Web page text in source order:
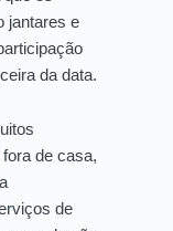
jantares e
da data.
de casa,
de